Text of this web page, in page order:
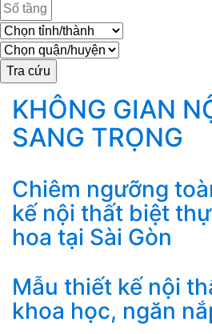
KHÔNG GIAN
SANG TRỌNG
Chiêm ngưỡng
kế nội thất biệt
hoa tại Sài Gòn
Mẫu thiết kế nội
khoa học, ngăn